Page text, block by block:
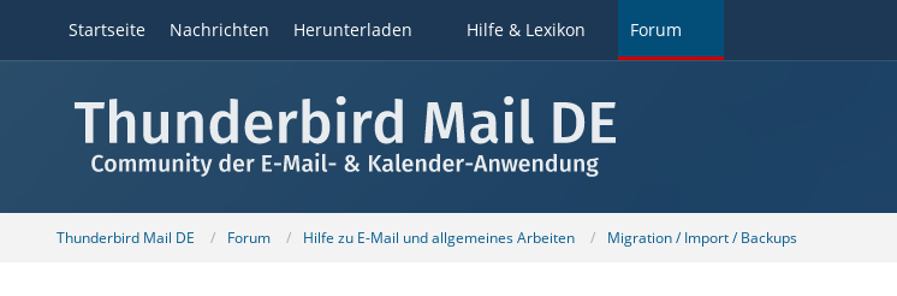
Startseite Nachrichten Herunterladen Hilfe & Lexikon Forum
Thunderbird Mail DE Forum Hilfe zu E-Mail und allgemeines Arbeiten Migration / Import / Backups